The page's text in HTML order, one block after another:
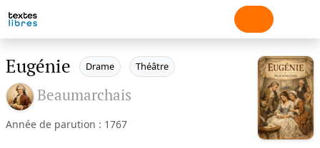
Eugénie Drame Théâtre
Beaumarchais
Année de parution : 1767